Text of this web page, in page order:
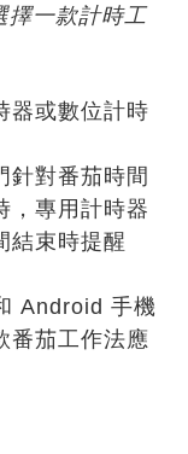
擇一款計時工
器或數位計時
針對番茄時間
，專用計時器
結束時提醒
Android 手機
番茄工作法應